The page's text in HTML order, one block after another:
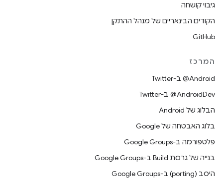
גיבוי קושחה
הקודים הבינאריים של מנהל ההתקן
GitHub
המרכז
‎@Android ב-Twitter
‎@AndroidDev ב-Twitter
הבלוג של Android
בלוג האבטחה של Google
פלטפורמה ב-Google Groups
בנייה של גרסת Build ב-Google Groups
היסב (porting) ב-Google Groups